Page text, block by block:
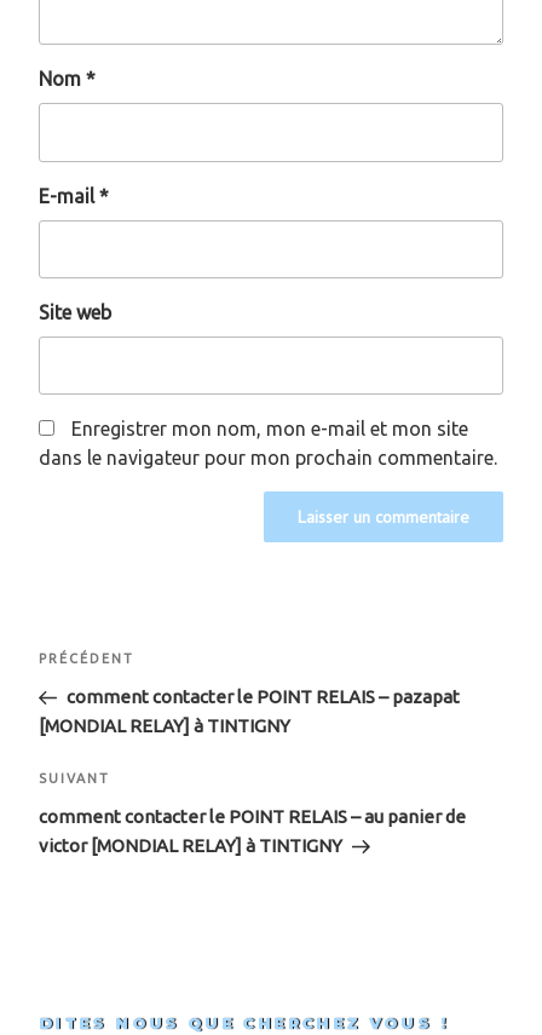
Nom *
E-mail*
Site web
Enregistrer mon nom, mon e-mail et mon site
dans le navigateur pour mon prochain commentaire.
Navigation
de
l’article
Article
précédent
PRÉCÉDENT
comment contacter le POINT RELAIS – pazapat
[MONDIAL RELAY] à TINTIGNY
Article
suivant
SUIVANT
comment contacter le POINT RELAIS – au panier de
victor [MONDIAL RELAY] à TINTIGNY
DITES NOUS QUE CHERCHEZ VOUS !